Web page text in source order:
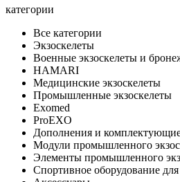
категории
Все категории
Экзоскелеты
Военные экзоскелеты и
HAMARI
Медицинские экзоскелеты
Промышленные экзоскелеты
Exomed
ProEXO
Дополнения и
Модули промышленного
Элементы промышленного
Спортивное оборудование для